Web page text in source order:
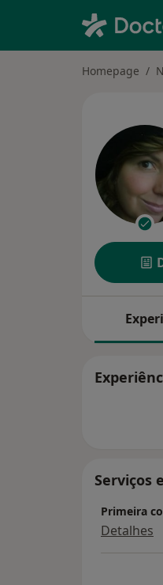
Homepage
Serviços
Primeira
Detalhes